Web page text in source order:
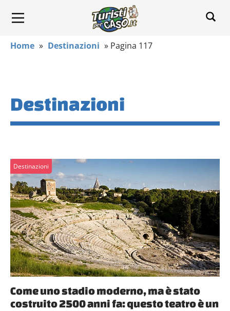
Home » Destinazioni » Pagina 117
Destinazioni
Destinazioni
Come uno stadio moderno, ma è stato
costruito 2500 anni fa: questo teatro è un